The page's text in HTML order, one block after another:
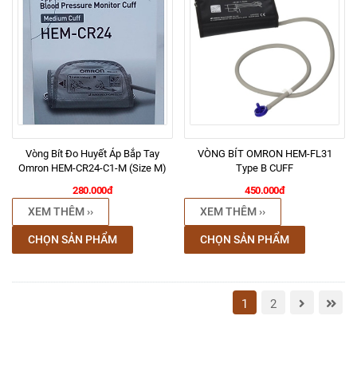
Vòng Bít Đo Huyết Áp Bắp Tay
Omron HEM-CR24-C1-M (Size M)
280.000đ
XEM THÊM ››
CHỌN SẢN PHẨM
VÒNG BÍT OMRON HEM-FL31
Type B CUFF
450.000đ
XEM THÊM ››
CHỌN SẢN PHẨM
1 2